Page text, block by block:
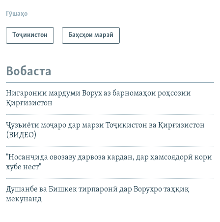
Гӯшаҳо
Тоҷикистон Баҳсҳои марзӣ
Вобаста
Нигаронии мардуми Ворух аз барномаҳои роҳсозии
Қирғизистон
Ҷузъиёти моҷаро дар марзи Тоҷикистон ва Қирғизистон
(ВИДЕО)
"Носанҷида овозаву дарвоза кардан, дар ҳамсоядорӣ кори
хубе нест"
Душанбе ва Бишкек тирпаронӣ дар Ворухро таҳқиқ
мекунанд